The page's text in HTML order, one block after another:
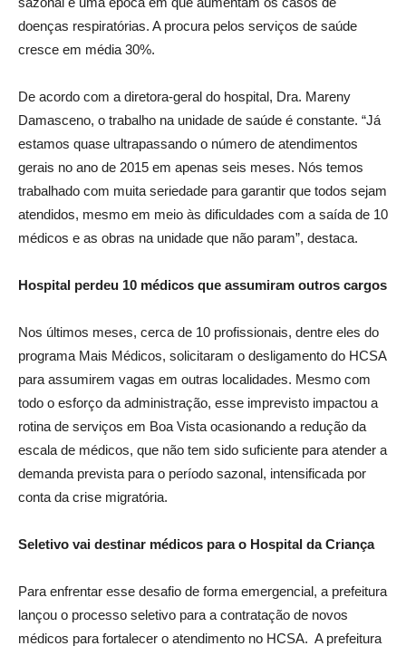
doenças respiratórias. A procura pelos serviços de saúde
cresce em média 30%.
De acordo com a diretora-geral do hospital, Dra. Mareny
Damasceno, o trabalho na unidade de saúde é constante. “Já
estamos quase ultrapassando o número de atendimentos
gerais no ano de 2015 em apenas seis meses. Nós temos
trabalhado com muita seriedade para garantir que todos sejam
atendidos, mesmo em meio às dificuldades com a saída de 10
médicos e as obras na unidade que não param”, destaca.
Hospital perdeu 10 médicos que assumiram outros cargos
Nos últimos meses, cerca de 10 profissionais, dentre eles do
programa Mais Médicos, solicitaram o desligamento do HCSA
para assumirem vagas em outras localidades. Mesmo com
todo o esforço da administração, esse imprevisto impactou a
rotina de serviços em Boa Vista ocasionando a redução da
escala de médicos, que não tem sido suficiente para atender a
demanda prevista para o período sazonal, intensificada por
conta da crise migratória.
Seletivo vai destinar médicos para o Hospital da Criança
Para enfrentar esse desafio de forma emergencial, a prefeitura
lançou o processo seletivo para a contratação de novos
médicos para fortalecer o atendimento no HCSA. A prefeitura